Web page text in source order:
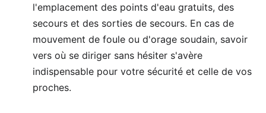
l'emplacement des points d'eau gratuits, des
secours et des sorties de secours. En cas de
mouvement de foule ou d'orage soudain, savoir
vers où se diriger sans hésiter s'avère
indispensable pour votre sécurité et celle de vos
proches.